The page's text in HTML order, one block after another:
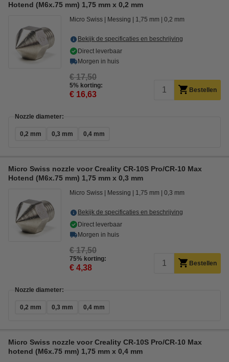
Hotend (M6x.75 mm) 1,75 mm x 0,2 mm
Micro Swiss Messing 1,75 mm 0,2 mm
Bekijk de specificaties en beschrijving
Direct leverbaar
Morgen in huis
€ 17,50
5% korting:
€ 16,63 Bestellen
Nozzle diameter:
0,2 mm 0,3 mm 0,4 mm
Micro Swiss nozzle voor Creality CR-10S Pro/CR-10 Max
Hotend (M6x.75 mm) 1,75 mm x 0,3 mm
Micro Swiss Messing 1,75 mm 0,3 mm
Bekijk de specificaties en beschrijving
Direct leverbaar
Morgen in huis
€ 17,50
75% korting:
€ 4,38 Bestellen
Nozzle diameter:
0,2 mm 0,3 mm 0,4 mm
Micro Swiss nozzle voor Creality CR-10S Pro/CR-10 Max
hotend (M6x.75 mm) 1,75 mm x 0,4 mm